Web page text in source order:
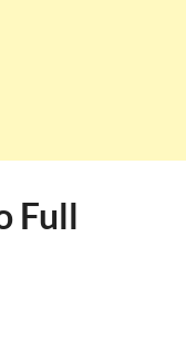
Full